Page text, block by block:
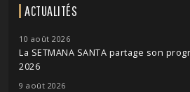
ACTUALITÉS
10 août 2026
La SETMANA SANTA partage son
2026
9 août 2026